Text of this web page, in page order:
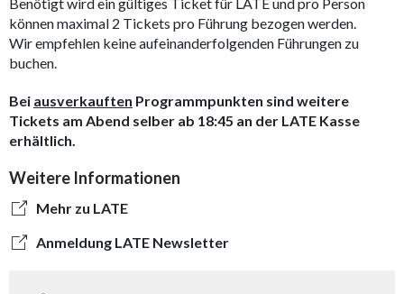
können maximal 2 Tickets pro Führung bezogen werden.
Wir empfehlen keine aufeinanderfolgenden Führungen zu
buchen.
Bei ausverkauften Programmpunkten sind weitere
Tickets am Abend selber ab 18:45 an der LATE Kasse
erhältlich.
Weitere Informationen
Mehr zu LATE
Anmeldung LATE Newsletter